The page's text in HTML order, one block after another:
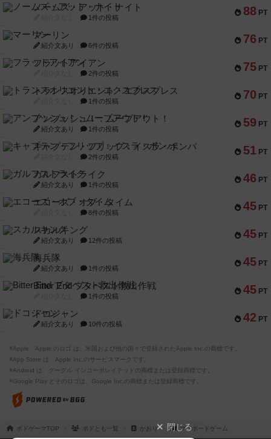
88 PT
ノームズ・アット・ナイト
1件の投稿
76 PT
マーリン
紹介文あり 6件の投稿
75 PT
フラットアイアン
2件の投稿
70 PT
トランスオリエント・エクスプレス
1件の投稿
59 PT
アンブッシュ！：ムーブアウト！
紹介文あり 1件の投稿
51 PT
キャプテン・フリップ：イスラ・ボンバ
2件の投稿
46 PT
ガルフストライク
紹介文あり 1件の投稿
45 PT
エコーズ・オブ・タイム
8件の投稿
45 PT
スカルキング
紹介文あり 12件の投稿
45 PT
海兵隊
紹介文あり 1件の投稿
45 PT
Bitter End ブタペスト救出作戦
1件の投稿
42 PT
ドコジャン
紹介文あり 10件の投稿
※Apple、Apple のロゴ は、米国および他の国々で登録されたApple Inc.の商標です。
※App Store は、Apple Inc.のサービスマークです。
※Android は、グーグル インコーポレイテッドの商標または登録商標です。
※Google Play とそのロゴは、Google Inc.の商標または登録商標です。
ボドゲーマTOP ボドとも一覧 かおり マイボードゲーム
閉じる